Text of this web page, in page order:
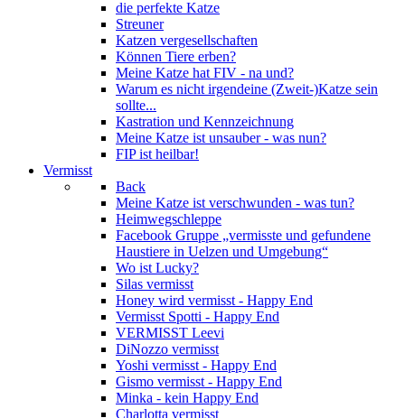
die perfekte Katze
Streuner
Katzen vergesellschaften
Können Tiere erben?
Meine Katze hat FIV - na und?
Warum es nicht irgendeine (Zweit-)Katze sein
sollte...
Kastration und Kennzeichnung
Meine Katze ist unsauber - was nun?
FIP ist heilbar!
Vermisst
Back
Meine Katze ist verschwunden - was tun?
Heimwegschleppe
Facebook Gruppe „vermisste und gefundene
Haustiere in Uelzen und Umgebung“
Wo ist Lucky?
Silas vermisst
Honey wird vermisst - Happy End
Vermisst Spotti - Happy End
VERMISST Leevi
DiNozzo vermisst
Yoshi vermisst - Happy End
Gismo vermisst - Happy End
Minka - kein Happy End
Charlotta vermisst